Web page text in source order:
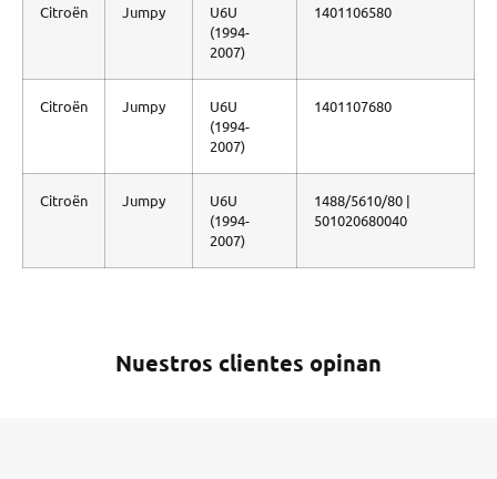
Citroën Jumpy
U6U
(1994-
2007)
1401106580
Citroën Jumpy
U6U
(1994-
2007)
1401107680
Citroën Jumpy
U6U
(1994-
2007)
1488/5610/80 |
501020680040
Nuestros clientes opinan